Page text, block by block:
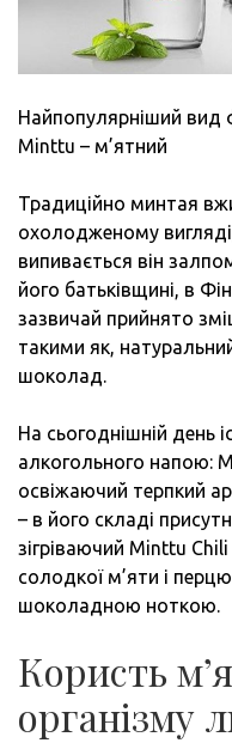
Найпопулярніший вид
Minttu – м’ятний
Традиційно минтая
охолодженому
випивається він
його батьківщині, в
зазвичай прийнято
такими як,
шоколад.
На сьогоднішній день
алкогольного напою:
освіжаючий терпкий
– в його складі
зігріваючий Minttu
солодкої м’яти і
шоколадною ноткою.
Користь
організму